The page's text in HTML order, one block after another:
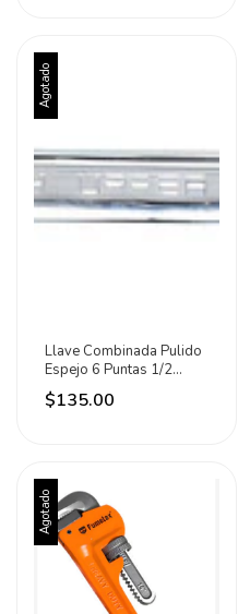
Agotado
Llave Combinada Pulido
Espejo 6 Puntas 1/2
PuLG Urrea
$135.00
Agotado